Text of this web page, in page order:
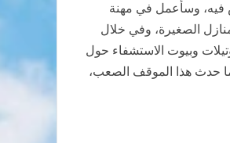
فيه، وسأعمل في مهنة
الصغيرة، وفي خلال
وبيوت الاستشفاء حول
حدث هذا الموقف الصعب،